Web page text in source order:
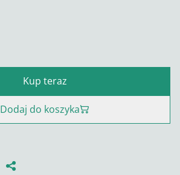
Kup teraz
Dodaj do koszyka